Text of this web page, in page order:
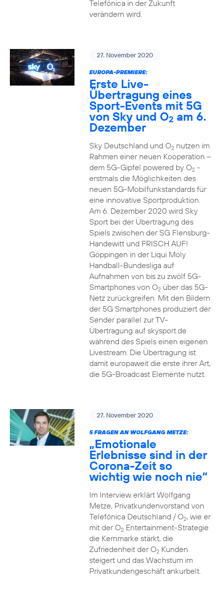
Telefónica in der Zukunft
verändern wird.
27. November 2020
EUROPA-PREMIERE:
Erste Live-
Übertragung eines
Sport-Events mit 5G
von Sky und O2 am 6.
Dezember
Sky Deutschland und O2nutzen im
Rahmen einer neuen Kooperation –
dem 5G-Gipfel powered by O2-
erstmals die Möglichkeiten des
neuen 5G-Mobilfunkstandards für
eine innovative Sportproduktion.
Am 6. Dezember 2020 wird Sky
Sport bei der Übertragung des
Spiels zwischen der SG Flensburg-
Handewitt und FRISCH AUF!
Göppingen in der Liqui Moly
Handball-Bundesliga auf
Aufnahmen von bis zu zwölf 5G-
Smartphones von O2über das 5G-
Netz zurückgreifen. Mit den Bildern
der 5G Smartphones produziert der
Sender parallel zur TV-
Übertragung auf skysport.de
während des Spiels einen eigenen
Livestream. Die Übertragung ist
damit europaweit die erste ihrer Art,
die 5G-Broadcast Elemente nutzt.
27. November 2020
5 FRAGEN AN WOLFGANG METZE:
„Emotionale
Erlebnisse sind in der
Corona-Zeit so
wichtig wie noch nie“
Im Interview erklärt Wolfgang
Metze, Privatkundenvorstand von
Telefónica Deutschland / O2, wie er
mit der O2Entertainment-Strategie
die Kernmarke stärkt, die
Zufriedenheit der O2Kunden
steigert und das Wachstum im
Privatkundengeschäft ankurbelt.